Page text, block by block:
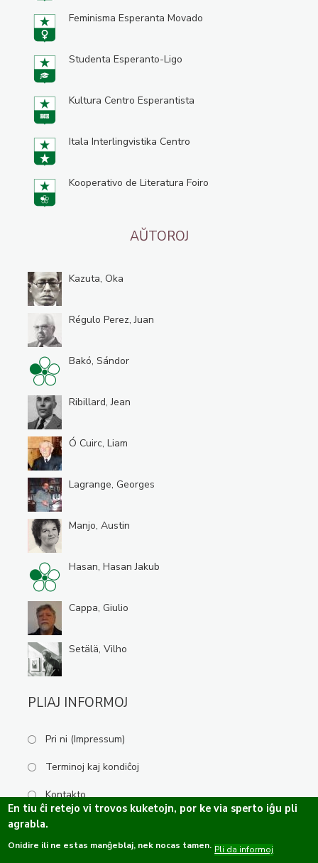
Feminisma Esperanta Movado
Studenta Esperanto-Ligo
Kultura Centro Esperantista
Itala Interlingvistika Centro
Kooperativo de Literatura Foiro
AŬTOROJ
Kazuta, Oka
Régulo Perez, Juan
Bakó, Sándor
Ribillard, Jean
Ó Cuirc, Liam
Lagrange, Georges
Manjo, Austin
Hasan, Hasan Jakub
Cappa, Giulio
Setälä, Vilho
PLIAJ INFORMOJ
Pri ni (Impressum)
Terminoj kaj kondiĉoj
Kontakto
Kopirajto ©2019-2026 Esperanta Kulturservo · Ĉiuj rajtoj rezervitaj.
En tiu ĉi retejo vi trovos kuketojn, por ke via sperto iĝu pli
agrabla.
Onidire ili ne estas manĝeblaj, nek nocas tamen. Pli da informoj